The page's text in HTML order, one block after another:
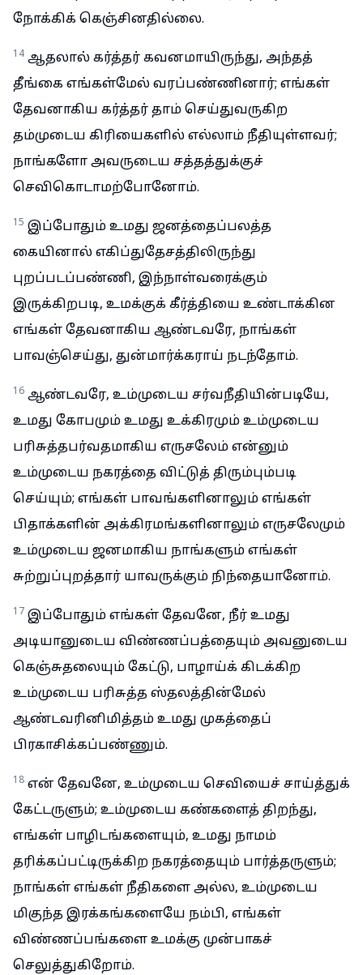
நோக்கிக் கெஞ்சினதில்லை.
14 ஆதலால் கர்த்தர் கவனமாயிருந்து, அந்தத்
தீங்கை எங்கள்மேல் வரப்பண்ணினார்; எங்கள்
தேவனாகிய கர்த்தர் தாம் செய்துவருகிற
தம்முடைய கிரியைகளில் எல்லாம் நீதியுள்ளவர்;
நாங்களோ அவருடைய சத்தத்துக்குச்
செவிகொடாமற்போனோம்.
15 இப்போதும் உமது ஜனத்தைப்பலத்த
கையினால் எகிப்துதேசத்திலிருந்து
புறப்படப்பண்ணி, இந்நாள்வரைக்கும்
இருக்கிறபடி, உமக்குக் கீர்த்தியை உண்டாக்கின
எங்கள் தேவனாகிய ஆண்டவரே, நாங்கள்
பாவஞ்செய்து, துன்மார்க்கராய் நடந்தோம்.
16 ஆண்டவரே, உம்முடைய சர்வநீதியின்படியே,
உமது கோபமும் உமது உக்கிரமும் உம்முடைய
பரிசுத்தபர்வதமாகிய எருசலேம் என்னும்
உம்முடைய நகரத்தை விட்டுத் திரும்பும்படி
செய்யும்; எங்கள் பாவங்களினாலும் எங்கள்
பிதாக்களின் அக்கிரமங்களினாலும் எருசலேமும்
உம்முடைய ஜனமாகிய நாங்களும் எங்கள்
சுற்றுப்புறத்தார் யாவருக்கும் நிந்தையானோம்.
17 இப்போதும் எங்கள் தேவனே, நீர் உமது
அடியானுடைய விண்ணப்பத்தையும் அவனுடைய
கெஞ்சுதலையும் கேட்டு, பாழாய்க் கிடக்கிற
உம்முடைய பரிசுத்த ஸ்தலத்தின்மேல்
ஆண்டவரினிமித்தம் உமது முகத்தைப்
பிரகாசிக்கப்பண்ணும்.
18 என் தேவனே, உம்முடைய செவியைச் சாய்த்துக்
கேட்டருளும்; உம்முடைய கண்களைத் திறந்து,
எங்கள் பாழிடங்களையும், உமது நாமம்
தரிக்கப்பட்டிருக்கிற நகரத்தையும் பார்த்தருளும்;
நாங்கள் எங்கள் நீதிகளை அல்ல, உம்முடைய
மிகுந்த இரக்கங்களையே நம்பி, எங்கள்
விண்ணப்பங்களை உமக்கு முன்பாகச்
செலுத்துகிறோம்.